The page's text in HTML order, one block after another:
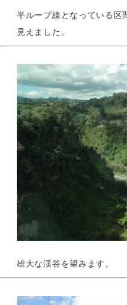
半ループ線となっている区
見えました。
雄大な渓谷を望みます。